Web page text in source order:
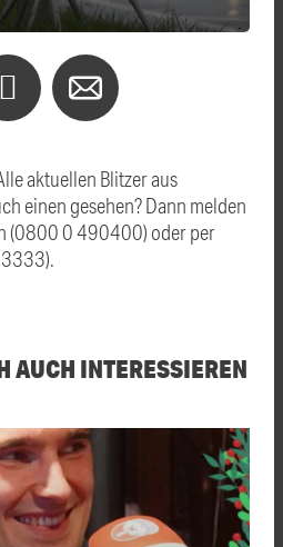
aktuellen Blitzer aus
einen gesehen? Dann melden
(0800 0 490400) oder per
AUCH INTERESSIEREN